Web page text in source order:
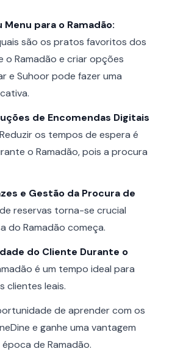
para o Ramadão:
são os pratos favoritos dos
o Ramadão e criar opções
e Suhoor pode fazer uma
de Encomendas Digitais
Reduzir os tempos de espera é
o Ramadão, pois a procura
e Gestão da Procura de
reservas torna-se crucial
do Ramadão começa.
do Cliente Durante o
é um tempo ideal para
clientes leais.
de aprender com os
e ganhe uma vantagem
de Ramadão.